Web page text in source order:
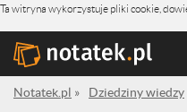
Ta witryna wykorzystuje pliki cookie,
Notatek.pl » Dziedziny wiedzy